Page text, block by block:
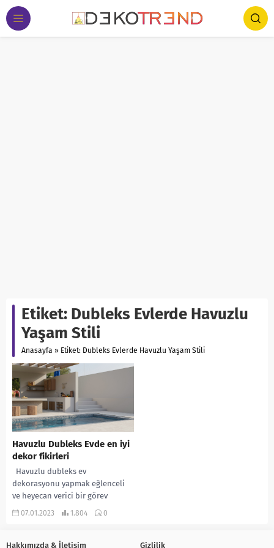
Etiket: Dubleks Evlerde Havuzlu
Yaşam Stili
Anasayfa » Etiket: Dubleks Evlerde Havuzlu Yaşam Stili
Havuzlu Dubleks Evde en iyi
dekor fikirleri
Havuzlu dubleks ev
dekorasyonu yapmak eğlenceli
ve heyecan verici bir görev
olabilir. Evinizi kendi kişisel
07.01.2023 1.804 0
Hakkımızda & İletişim Gizlilik